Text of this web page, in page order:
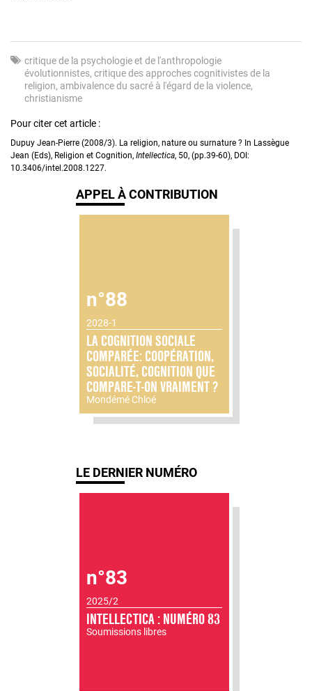
critique de la psychologie et de l'anthropologie
évolutionnistes critique des approches cognitivistes de la
religion ambivalence du sacré à l'égard de la violence
christianisme
Pour citer cet article :
Dupuy Jean-Pierre (2008/3). La religion, nature ou surnature ? In Lassègue
Jean (Eds), Religion et Cognition, Intellectica, 50, (pp.39-60), DOI:
10.3406/intel.2008.1227.
APPEL À CONTRIBUTION
n°88
2028-1
LA COGNITION SOCIALE
COMPARÉE: COOPÉRATION,
SOCIALITÉ, COGNITION QUE
COMPARE-T-ON VRAIMENT ?
Mondémé Chloé
LE DERNIER NUMÉRO
n°83
2025/2
INTELLECTICA : NUMÉRO 83
Soumissions libres